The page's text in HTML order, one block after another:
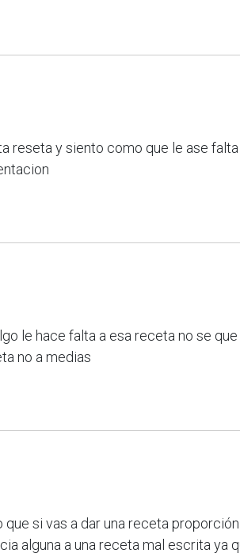
reseta y siento como que le ase
le hace falta a esa receta no se
no a medias
que si vas a dar una receta
alguna a una receta mal escrita ya